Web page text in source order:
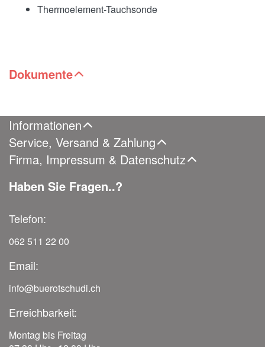
Thermoelement-Tauchsonde
Dokumente
Informationen
Service, Versand & Zahlung
Firma, Impressum & Datenschutz
Haben Sie Fragen..?
Telefon:
062 511 22 00
Email:
info@buerotschudi.ch
Erreichbarkeit:
Montag bis Freitag